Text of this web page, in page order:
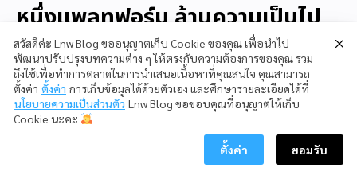
หนึ่งแพลทฟอร์ม ล้านความเป็นไป
ได้
สนใจใช้ LnwShop
สวัสดีค่ะ Lnw Blog ขออนุญาตเก็บ Cookie ของคุณ เพื่อนำไป
พัฒนาปรับปรุงบทความต่าง ๆ ให้ตรงกับความต้องการของคุณ รวม
ถึงใช้เพื่อทำการตลาดในการนำเสนอเนื้อหาที่คุณสนใจ คุณสามารถ
ตั้งค่า ตั้งค่า การเก็บข้อมูลได้ด้วยตัวเอง และศึกษารายละเอียดได้ที่
นโยบายความเป็นส่วนตัว Lnw Blog ขอขอบคุณที่อนุญาตให้เก็บ
Cookie นะคะ
ตั้งค่า ยอมรับ